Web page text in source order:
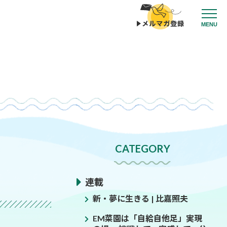
MENU
CATEGORY
連載
新・夢に生きる | 比嘉照夫
EM菜園は「自給自他足」実現